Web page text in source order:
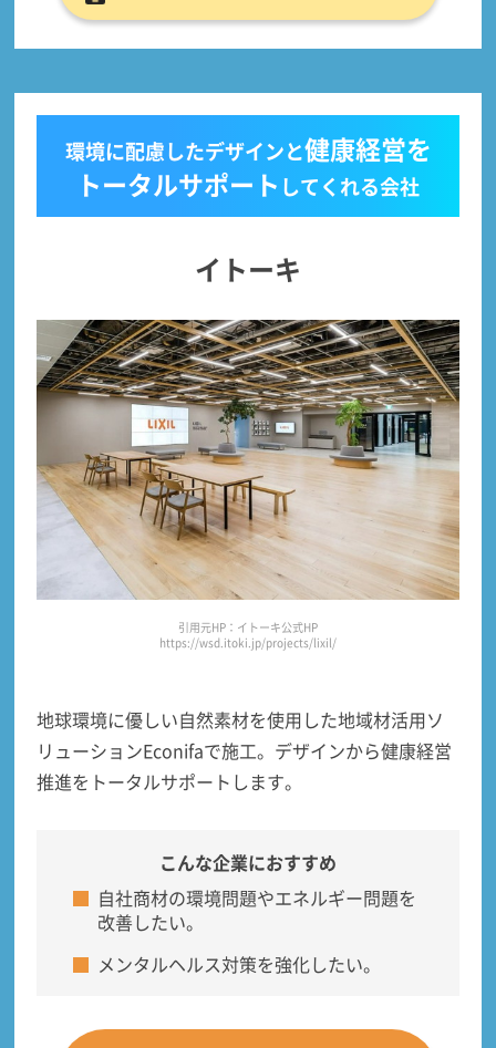
環境に配慮したデザインと健康経営を
トータルサポート してくれる会社
イトーキ
引用元HP：イトーキ公式HP
https://wsd.itoki.jp/projects/lixil/
地球環境に優しい自然素材を使用した地域材活用ソ
リューションEconifaで施工。デザインから健康経営
推進をトータルサポートします。
こんな企業におすすめ
自社商材の環境問題やエネルギー問題を
改善したい。
メンタルヘルス対策を強化したい。